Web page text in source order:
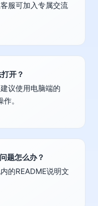
服可加入专属交流
开？
议使用电脑端的
。
题怎么办？
的README说明文